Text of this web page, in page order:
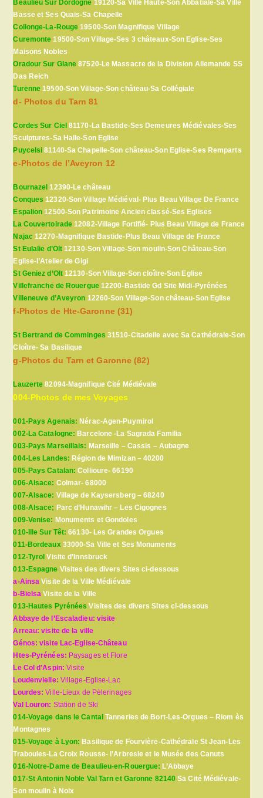
Beaulieu Sur Dordogne 19120-Sa Ville Haute-Son Abbatiale-Sa Ville
Basse et Ses Quais-Sa Chapelle
Collonge-La-Rouge 19500-Son Magnifique Village
Curemonte 19500-Son Village-Ses 3 châteaux-Son Eglise-Ses
Maisons Nobles
Oradour Sur Glane 87520-Le Massacre de la Division Allemande SS
Das Reich
Turenne 19500-Son Village-Son château-Sa Collégiale
d- Photos du Tarn 81
Cordes Sur Ciel 81170-La Bastide-Ses Demeures Médiévales-Ses
Sculptures-Sa Halle-Son Eglise
Puycelsi 81140-Sa Chapelle-Son château-Son Eglise-Ses Remparts
e-Photos de l’Aveyron 12
Bournazel 12390-Le château
Conques 12320-Son Village Médiéval- Plus Beau Village De France
Espalion 12500-Son Patrimoine Ancien classé-Ses Eglises
La Couvertoirade 12082-Village Fortifié- Plus Beau Village de France
Najac12270-Magnifique Bastide-Plus Beau Village de France
St Eulalie d’Olt 12130-Son Village-Son moulin-Son Château-Son
Eglise-l’Atelier de Gigi
St Geniez d’Olt12130-Son Village-Son cloître-Son Eglise
Villefranche de Rouergue12200-Bastide Gd Site Midi-Pyrénées
Villeneuve d’Aveyron 12260-Son Village-Son château-Son Eglise
f-Photos de Hte-Garonne (31)
St Bertrand de Comminges 31510-Citadelle avec Sa Cathédrale-Son
Cloître- Sa Basilique
g-Photos du Tarn et Garonne (82)
Lauzerte 82094-Magnifique Cité Médiévale
004-Photos de mes Voyages
001-Pays Agenais: Nérac-Agen-Puymirol
002-La Catalogne: Barcelone -La Sagrada Familia
003-Pays Marseillais: Marseille – Cassis – Aubagne
004-Les Landes: Région de Mimizan – 40200
005-Pays Catalan:Collioure- 66190
006-Alsace: Colmar- 68000
007-Alsace: Village de Kaysersberg – 68240
008-Alsace; Parc d’Hunawihr – Les Cigognes
009-Venise: Monuments et Gondoles
010-Ille Sur Têt:66130- Les Grandes Orgues
011-Bordeaux33000-Sa Ville et Ses Monuments
012-Tyrol Visite d’Innsbruck
013-Espagne Visites des divers Sites ci-dessous
a-Ainsa Visite de la Ville Médiévale
b-Bielsa Visite de la Ville
013-Hautes Pyrénées Visites des divers Sites ci-dessous
Abbaye de l’Escaladieu: visite
Arreau: visite de la ville
Génos: visite Lac-Eglise-Château
Htes-Pyrénées: Paysages et Flore
Le Col d’Aspin:Visite
Loudenvielle: Village-Eglise-Lac
Lourdes:Ville-Lieux de Pèlerinages
Val Louron: Station de Ski
014-Voyage dans le Cantal Tanneries de Bort-Les-Orgues – Riom ès
Montagnes
015-Voyage à Lyon: Basilique de Fourvière-Cathédrale St Jean-Les
Traboules-La Croix Rousse- l’Arbresle et le Musée des Canuts
016-Notre-Dame de Beaulieu-en-Rouergue: L’Abbaye
017-St Antonin Noble Val Tarn et Garonne 82140 Sa Cité Médiévale-
Son moulin à Noix